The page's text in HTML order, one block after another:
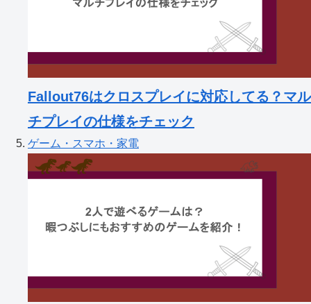
Fallout76はクロスプレイに対応してる？マル
チプレイの仕様をチェック
ゲーム・スマホ・家電